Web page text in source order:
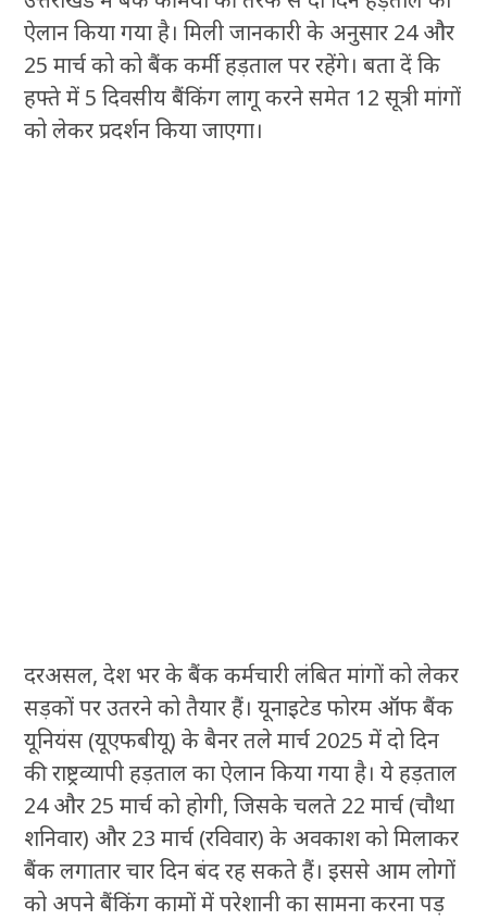
ऐलान किया गया है। मिली जानकारी के अनुसार 24 और
25 मार्च को को बैंक कर्मी हड़ताल पर रहेंगे। बता दें कि
हफ्ते में 5 दिवसीय बैंकिंग लागू करने समेत 12 सूत्री मांगों
को लेकर प्रदर्शन किया जाएगा।
दरअसल, देश भर के बैंक कर्मचारी लंबित मांगों को लेकर
सड़कों पर उतरने को तैयार हैं। यूनाइटेड फोरम ऑफ बैंक
यूनियंस (यूएफबीयू) के बैनर तले मार्च 2025 में दो दिन
की राष्ट्रव्यापी हड़ताल का ऐलान किया गया है। ये हड़ताल
24 और 25 मार्च को होगी, जिसके चलते 22 मार्च (चौथा
शनिवार) और 23 मार्च (रविवार) के अवकाश को मिलाकर
बैंक लगातार चार दिन बंद रह सकते हैं। इससे आम लोगों
को अपने बैंकिंग कामों में परेशानी का सामना करना पड़